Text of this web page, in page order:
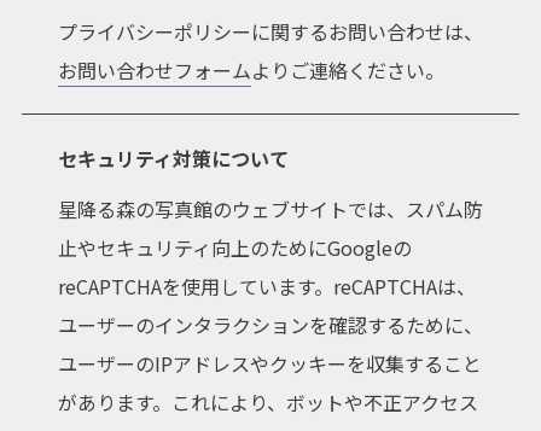
プライバシーポリシーに関するお問い合わせは、
お問い合わせフォームよりご連絡ください。
セキュリティ対策について
星降る森の写真館のウェブサイトでは、スパム防
止やセキュリティ向上のためにGoogleの
reCAPTCHAを使用しています。reCAPTCHAは、
ユーザーのインタラクションを確認するために、
ユーザーのIPアドレスやクッキーを収集すること
があります。これにより、ボットや不正アクセス